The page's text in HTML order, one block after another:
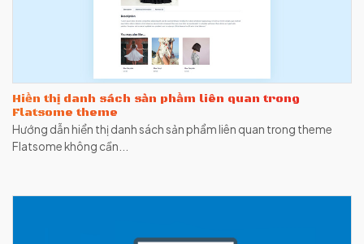
Hiển thị danh sách sản phẩm liên quan trong
Flatsome theme
Hướng dẫn hiển thị danh sách sản phẩm liên quan trong theme
Flatsome không cần...